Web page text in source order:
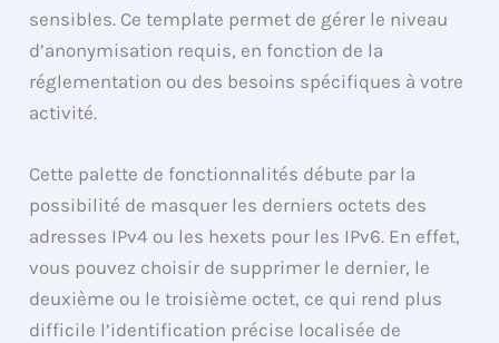
sensibles. Ce template permet de gérer le niveau
d’anonymisation requis, en fonction de la
réglementation ou des besoins spécifiques à votre
activité.
Cette palette de fonctionnalités débute par la
possibilité de masquer les derniers octets des
adresses IPv4 ou les hexets pour les IPv6. En effet,
vous pouvez choisir de supprimer le dernier, le
deuxième ou le troisième octet, ce qui rend plus
difficile l’identification précise localisée de